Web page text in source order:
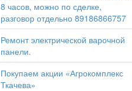
8 часов, можно по сделке,
разговор отдельно 89186866757
Ремонт электрической варочной
панели.
Покупаем акции «Агрокомплекс
Ткачева»